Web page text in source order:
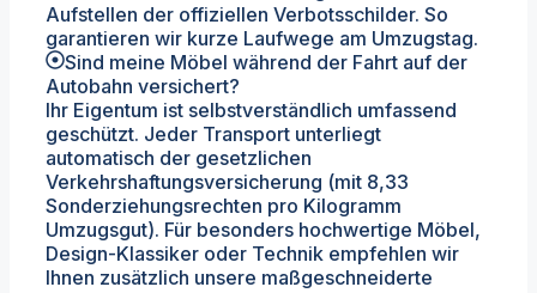
Aufstellen der offiziellen Verbotsschilder. So
garantieren wir kurze Laufwege am Umzugstag.
Sind meine Möbel während der Fahrt auf der
Autobahn versichert?
Ihr Eigentum ist selbstverständlich umfassend
geschützt. Jeder Transport unterliegt
automatisch der gesetzlichen
Verkehrshaftungsversicherung (mit 8,33
Sonderziehungsrechten pro Kilogramm
Umzugsgut). Für besonders hochwertige Möbel,
Design-Klassiker oder Technik empfehlen wir
Ihnen zusätzlich unsere maßgeschneiderte